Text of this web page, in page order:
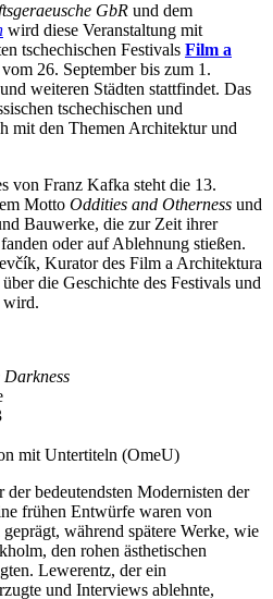
GbR und dem
wird diese Veranstaltung mit
tschechischen Festivals Film a
26. September bis zum 1.
weiteren Städten stattfindet. Das
tschechischen und
mit den Themen Architektur und
von Franz Kafka steht die 13.
Motto Oddities and Otherness und
Bauwerke, die zur Zeit ihrer
oder auf Ablehnung stießen.
Kurator des Film a Architektura
die Geschichte des Festivals und
wird.
Darkness
mit Untertiteln (OmeU)
bedeutendsten Modernisten der
frühen Entwürfe waren von
während spätere Werke, wie
den rohen ästhetischen
Lewerentz, der ein
und Interviews ablehnte,